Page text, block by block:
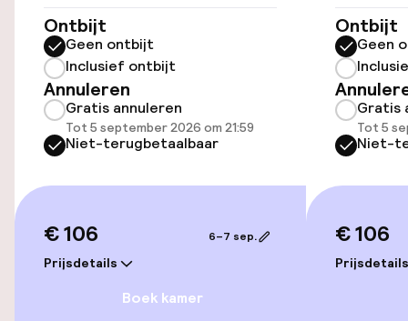
locatie
Toegankelijkheid
Overal rolstoeltoegankelijk
geoptimaliseerde kamers beschikbaar
Ontbijt
Geen ontbijt
Inclusief ontbijt
Annuleren
Gratis annuleren
Tot 5 september 2026 om 21:59
Niet-terugbetaalbaar
€ 106
Prijsdetails
6–7 sep.
Boek kamer
Ontbijt
Geen
Gratis
Tot 5
Niet-
€ 106
Prijsdetails